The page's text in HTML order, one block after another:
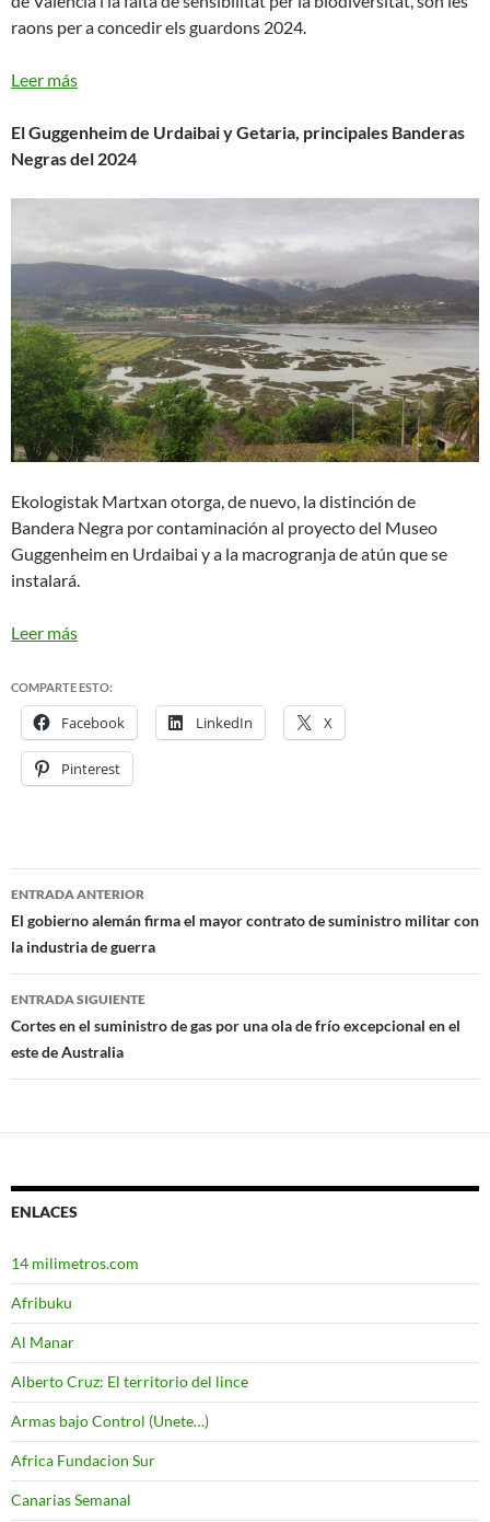
raons per a concedir els guardons 2024.
Leer más
El Guggenheim de Urdaibai y Getaria, principales Banderas
Negras del 2024
Ekologistak Martxan otorga, de nuevo, la distinción de
Bandera Negra por contaminación al proyecto del Museo
Guggenheim en Urdaibai y a la macrogranja de atún que se
instalará.
Leer más
COMPARTE ESTO:
Facebook LinkedIn X
Pinterest
Navegación
de
entradas
ENTRADA ANTERIOR
El gobierno alemán firma el mayor contrato de suministro militar con
la industria de guerra
ENTRADA SIGUIENTE
Cortes en el suministro de gas por una ola de frío excepcional en el
este de Australia
ENLACES
14 milimetros.com
Afribuku
Al Manar
Alberto Cruz: El territorio del lince
Armas bajo Control (Unete…)
Africa Fundacion Sur
Canarias Semanal